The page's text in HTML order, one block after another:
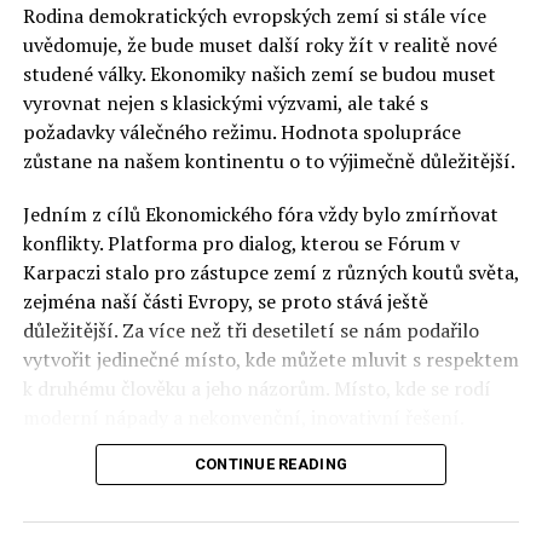
Rodina demokratických evropských zemí si stále více
uvědomuje, že bude muset další roky žít v realitě nové
studené války. Ekonomiky našich zemí se budou muset
vyrovnat nejen s klasickými výzvami, ale také s
požadavky válečného režimu. Hodnota spolupráce
zůstane na našem kontinentu o to výjimečně důležitější.
Jedním z cílů Ekonomického fóra vždy bylo zmírňovat
konflikty. Platforma pro dialog, kterou se Fórum v
Karpaczi stalo pro zástupce zemí z různých koutů světa,
zejména naší části Evropy, se proto stává ještě
důležitější. Za více než tři desetiletí se nám podařilo
vytvořit jedinečné místo, kde můžete mluvit s respektem
k druhému člověku a jeho názorům. Místo, kde se rodí
Polsko musí mít instituce, jejichž horizont činnosti je
politický tým. Pouze to vám dává šanci skutečně řešit
CONTINUE READING